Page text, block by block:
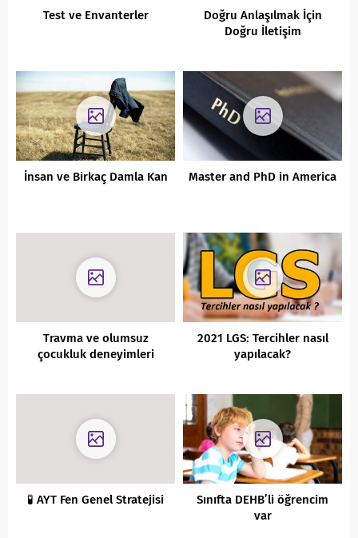
Test ve Envanterler
Doğru Anlaşılmak İçin
Doğru İletişim
İnsan ve Birkaç Damla Kan Master and PhD in America
Travma ve olumsuz
çocukluk deneyimleri
2021 LGS: Tercihler nasıl
yapılacak?
🧪 AYT Fen Genel Stratejisi
Sınıfta DEHB’li öğrencim
var